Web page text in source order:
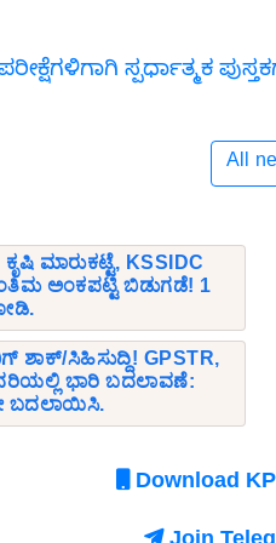
ಸ್ಪರ್ಧಾತ್ಮಕ
All
ಮಾರುಕಟ್ಟೆ, KSSIDC
ಅಂಕಪಟ್ಟಿ ಬಿಡುಗಡೆ! 1
ಶಾಕ್/ಸಿಹಿಸುದ್ದಿ! GPSTR,
ಭಾರಿ ಬದಲಾವಣೆ:
ಬದಲಾಯಿಸಿ.
Download